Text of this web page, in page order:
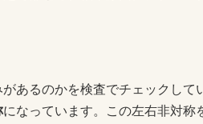
あるのかを検査でチェックして
になっています。この左右非対称